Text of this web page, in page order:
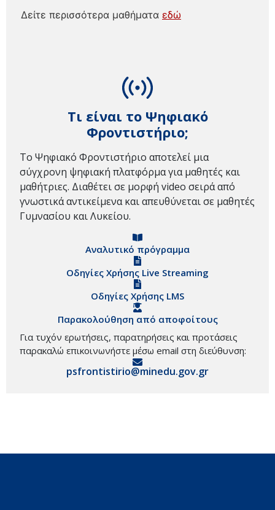
Τι είναι το Ψηφιακό
Φροντιστήριο;
Το Ψηφιακό Φροντιστήριο αποτελεί μια
σύγχρονη ψηφιακή πλατφόρμα για μαθητές και
μαθήτριες. Διαθέτει σε μορφή video σειρά από
γνωστικά αντικείμενα και απευθύνεται σε μαθητές
Γυμνασίου και Λυκείου.
Αναλυτικό πρόγραμμα
Οδηγίες Χρήσης Live Streaming
Οδηγίες Χρήσης LMS
Παρακολούθηση από αποφοίτους
Για τυχόν ερωτήσεις, παρατηρήσεις και προτάσεις
παρακαλώ επικοινωνήστε μέσω email στη διεύθυνση:
psfrontistirio@minedu.gov.gr
Δείτε περισσότερα μαθήματα εδώ